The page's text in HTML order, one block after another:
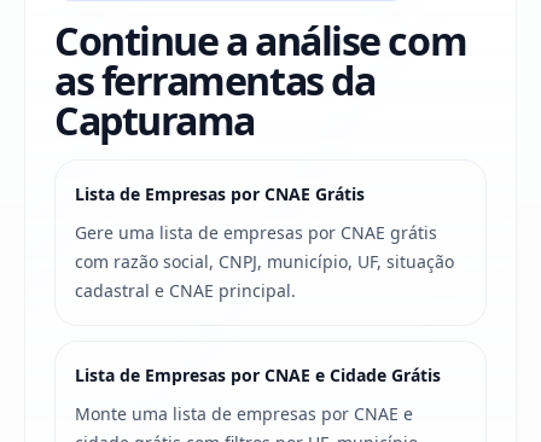
Continue a análise com
as ferramentas da
Capturama
Lista de Empresas por CNAE Grátis
Gere uma lista de empresas por CNAE grátis
com razão social, CNPJ, município, UF, situação
cadastral e CNAE principal.
Lista de Empresas por CNAE e Cidade Grátis
Monte uma lista de empresas por CNAE e